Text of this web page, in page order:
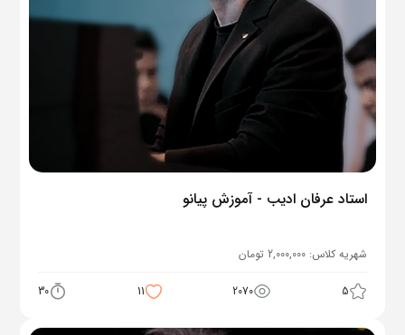
استاد عرفان ادیب - آموزش پیانو
شهریه کلاس: 2,000,000 تومان
5
2070
11
30